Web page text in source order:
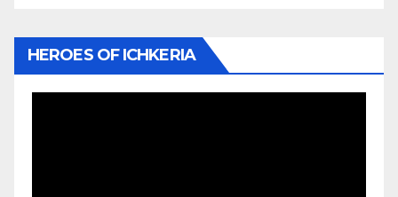
HEROES OF ICHKERIA